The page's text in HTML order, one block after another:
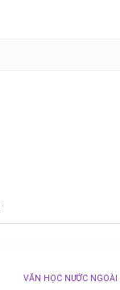
VĂN HỌC NƯỚC NGOÀI